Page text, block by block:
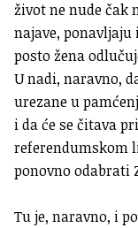
život ne nude čak
najave, ponavljaju
posto žena
U nadi, naravno,
urezane u
i da će se čitava
referendumskom
ponovno odabrati
Tu je, naravno, i